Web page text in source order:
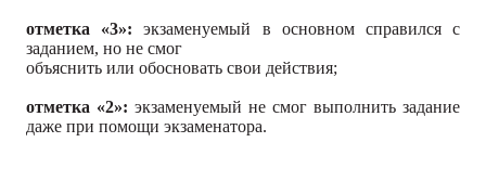
отметка «3»:экзаменуемый в основном справился с
заданием, но не смог
объяснить или обосновать свои действия;
отметка «2»: экзаменуемый не смог выполнить задание
даже при помощи экзаменатора.